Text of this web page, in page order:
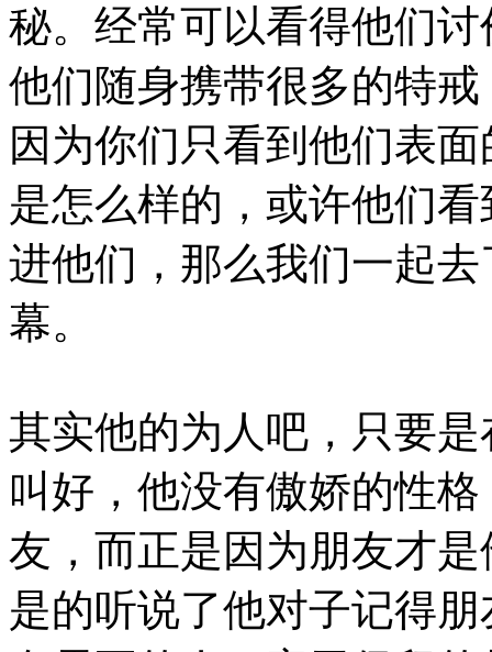
秘。经常可以看得他们
他们随身携带很多的特
因为你们只看到他们表
是怎么样的，或许他们
进他们，那么我们一起
幕。
其实他的为人吧，只要
叫好，他没有傲娇的性
友，而正是因为朋友才
是的听说了他对子记得